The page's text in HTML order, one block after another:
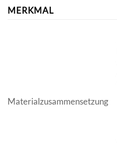
MERKMAL
Materialzusammensetzung